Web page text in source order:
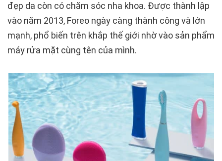
đẹp da còn có chăm sóc nha khoa. Được thành lập
vào năm 2013, Foreo ngày càng thành công và lớn
mạnh, phổ biến trên khắp thế giới nhờ vào sản phẩm
máy rửa mặt cùng tên của mình.